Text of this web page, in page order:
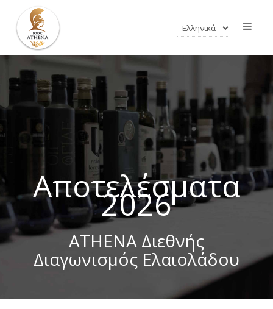
Αποτελέσματα
2026
ATHENA Διεθνής
Διαγωνισμός Ελαιολάδου